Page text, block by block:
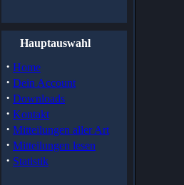
Hauptauswahl
· Home
· Dein Account
· Downloads
· Kontakt
· Mitteilungen aller Art
· Mitteilungen lesen
· Statistik